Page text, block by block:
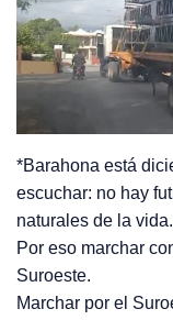
*Barahona está
escuchar: no hay
naturales de la
Por eso marchar
Suroeste.
Marchar por el